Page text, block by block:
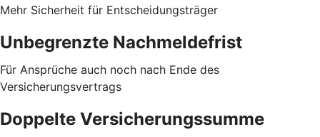
Mehr Sicherheit für Entscheidungsträger
Unbegrenzte Nachmeldefrist
Für Ansprüche auch noch nach Ende des
Versicherungsvertrags
Doppelte Versicherungssumme